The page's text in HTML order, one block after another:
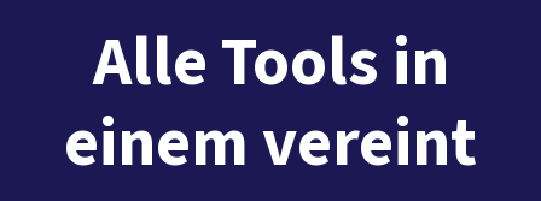
Alle Tools in
einem vereint